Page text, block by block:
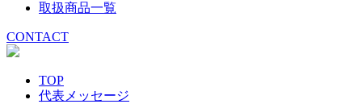
取扱商品一覧
CONTACT
TOP
代表メッセージ